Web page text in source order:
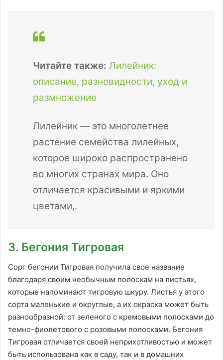
Читайте также: Лилейник:
описание, разновидности, уход и
размножение
Лилейник — это многолетнее
растение семейства лилейных,
которое широко распространено
во многих странах мира. Оно
отличается красивыми и яркими
цветами,.
3. Бегония Тигровая
Сорт бегонии Тигровая получила свое название
благодаря своим необычным полоскам на листьях,
которые напоминают тигровую шкуру. Листья у этого
сорта маленькие и округлые, а их окраска может быть
разнообразной: от зеленого с кремовыми полосками до
темно-фиолетового с розовыми полосками. Бегония
Тигровая отличается своей неприхотливостью и может
быть использована как в саду, так и в домашних